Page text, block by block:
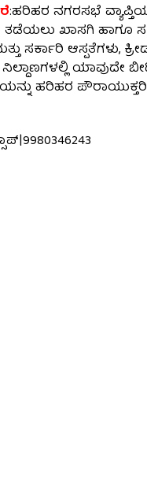
:ಹರಿಹರ ನಗರಸಭೆ
ಖಾಸಗಿ ಹಾಗೂ
ಸರ್ಕಾರಿ ಆಸ್ಪತೆಗಳು,
ನಿಲ್ದಾಣಗಳಲ್ಲಿ ಯಾವುದೇ
ಹರಿಹರ